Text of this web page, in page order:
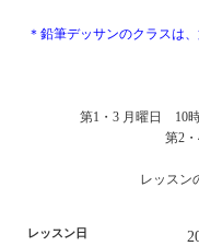
＊鉛筆デッサンのクラスは
第1・3 月曜日 10
第2
レッスン
レッスン日